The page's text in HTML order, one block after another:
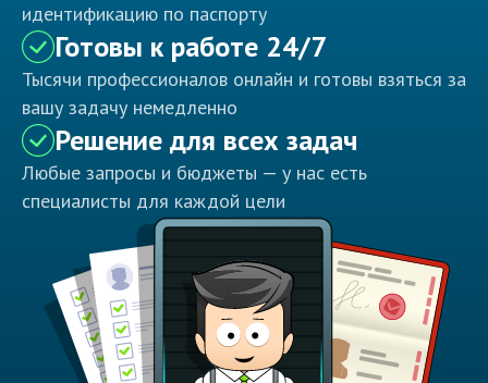
идентификацию по паспорту
Готовы к работе 24/7
Тысячи профессионалов онлайн и готовы взяться за
вашу задачу немедленно
Решение для всех задач
Любые запросы и бюджеты — у нас есть
специалисты для каждой цели